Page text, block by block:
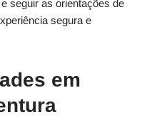
seguir as orientações de
segura e
em